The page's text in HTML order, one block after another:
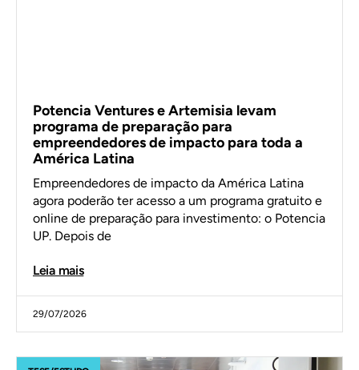
Potencia Ventures e Artemisia levam
programa de preparação para
empreendedores de impacto para toda a
América Latina
Empreendedores de impacto da América Latina
agora poderão ter acesso a um programa gratuito e
online de preparação para investimento: o Potencia
UP. Depois de
Leia mais
29/07/2026